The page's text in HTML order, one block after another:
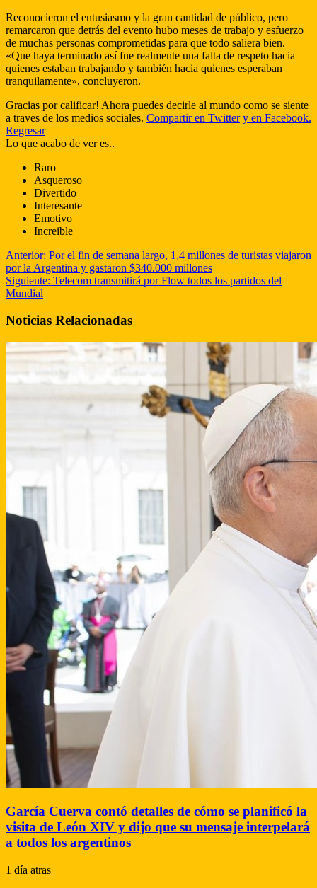
Reconocieron el entusiasmo y la gran cantidad de público, pero
remarcaron que detrás del evento hubo meses de trabajo y esfuerzo
de muchas personas comprometidas para que todo saliera bien.
«Que haya terminado así fue realmente una falta de respeto hacia
quienes estaban trabajando y también hacia quienes esperaban
tranquilamente», concluyeron.
Gracias por calificar! Ahora puedes decirle al mundo como se siente
a traves de los medios sociales. Compartir en Twitter y en Facebook.
Regresar
Lo que acabo de ver es..
Raro
Asqueroso
Divertido
Interesante
Emotivo
Increible
Anterior: Por el fin de semana largo, 1,4 millones de turistas viajaron
por la Argentina y gastaron $340.000 millones
Siguiente: Telecom transmitirá por Flow todos los partidos del
Mundial
Noticias Relacionadas
García Cuerva contó detalles de cómo se planificó la
visita de León XIV y dijo que su mensaje interpelará
a todos los argentinos
1 día atras